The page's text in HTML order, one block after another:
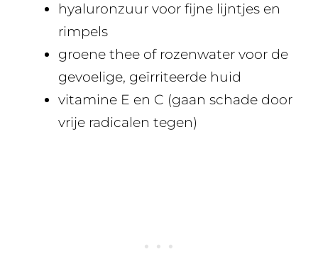
hyaluronzuur voor fijne lijntjes en
rimpels
groene thee of rozenwater voor de
gevoelige, geïrriteerde huid
vitamine E en C (gaan schade door
vrije radicalen tegen)